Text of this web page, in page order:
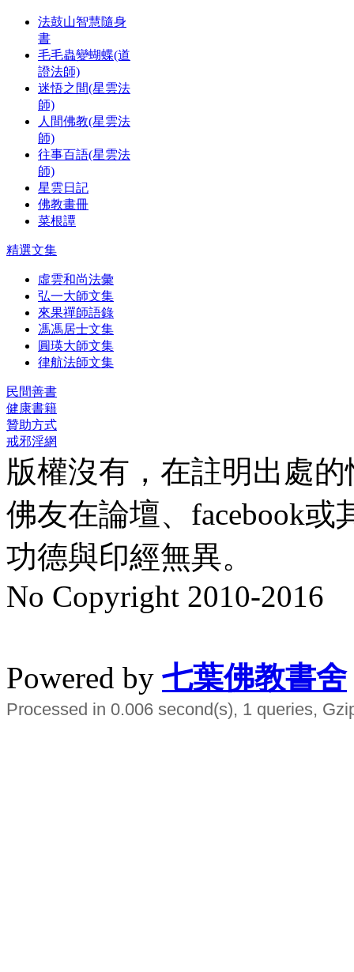
法鼓山智慧隨身
書
毛毛蟲變蝴蝶(道
證法師)
迷悟之間(星雲法
師)
人間佛教(星雲法
師)
往事百語(星雲法
師)
星雲日記
佛教畫冊
菜根譚
精選文集
虛雲和尚法彙
弘一大師文集
來果禪師語錄
馮馮居士文集
圓瑛大師文集
律航法師文集
民間善書
健康書籍
贊助方式
戒邪淫網
版權沒有，在註明出處
佛友在論壇、facebook
功德與印經無異。
No Copyright 2010-2016
Powered by 七葉佛教書舍
Processed in 0.006 second(s), 1 queries,